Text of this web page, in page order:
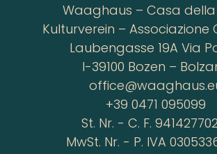
Waaghaus – Casa della
Kulturverein – Associazione
Laubengasse 19A Via
I-39100 Bozen –
+39 0471 095099
St. Nr. - C. F.
MwSt. Nr. - P. IVA